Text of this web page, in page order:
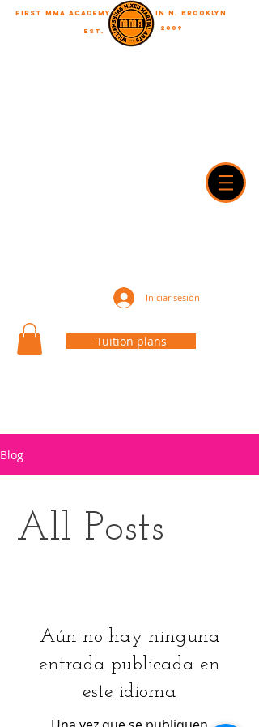
EST. 2009
in N. Brooklyn
First MMA academy
Iniciar sesión
Tuition plans
Blog
All Posts
Aún no hay ninguna
entrada publicada en
este idioma